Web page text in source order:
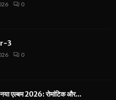
0
3
0
एल्बम 2026: रोमांटिक और...